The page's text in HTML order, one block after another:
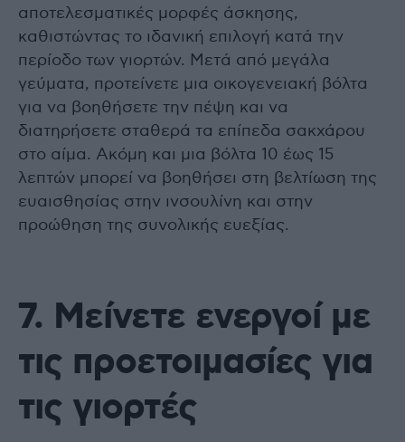
αποτελεσματικές μορφές άσκησης,
καθιστώντας το ιδανική επιλογή κατά την
περίοδο των γιορτών. Μετά από μεγάλα
γεύματα, προτείνετε μια οικογενειακή βόλτα
για να βοηθήσετε την πέψη και να
διατηρήσετε σταθερά τα επίπεδα σακχάρου
στο αίμα. Ακόμη και μια βόλτα 10 έως 15
λεπτών μπορεί να βοηθήσει στη βελτίωση της
ευαισθησίας στην ινσουλίνη και στην
προώθηση της συνολικής ευεξίας.
7. Μείνετε ενεργοί με
τις προετοιμασίες για
τις γιορτές